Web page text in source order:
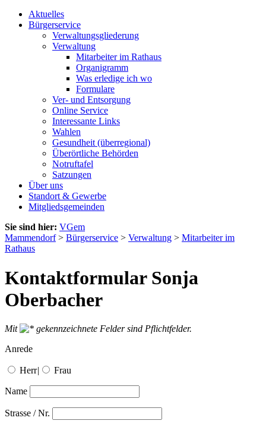
Aktuelles
Bürgerservice
Verwaltungsgliederung
Verwaltung
Mitarbeiter im Rathaus
Organigramm
Was erledige ich wo
Formulare
Ver- und Entsorgung
Online Service
Interessante Links
Wahlen
Gesundheit (überregional)
Überörtliche Behörden
Notruftafel
Satzungen
Über uns
Standort & Gewerbe
Mitgliedsgemeinden
Sie sind hier: VGem
Mammendorf> Bürgerservice > Verwaltung > Mitarbeiter im
Rathaus
Kontaktformular Sonja
Oberbacher
Mit
gekennzeichnete Felder sind Pflichtfelder.
Anrede
Herr| Frau
Name
Strasse / Nr.